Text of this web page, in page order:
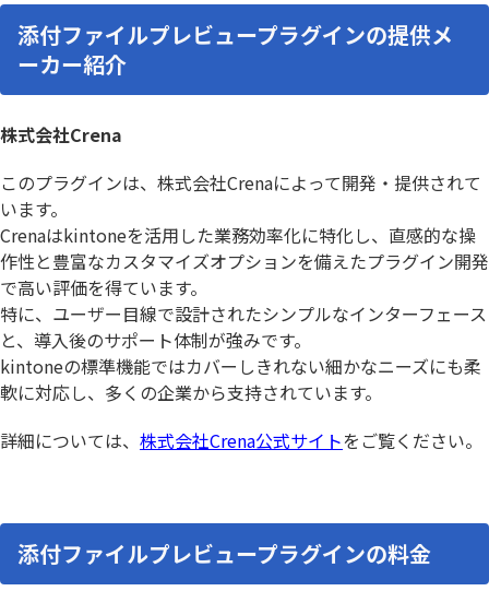
添付ファイルプレビュープラグインの提供メ
ーカー紹介
株式会社Crena
このプラグインは、株式会社Crenaによって開発・提供されて
います。
Crenaはkintoneを活用した業務効率化に特化し、直感的な操
作性と豊富なカスタマイズオプションを備えたプラグイン開発
で高い評価を得ています。
特に、ユーザー目線で設計されたシンプルなインターフェース
と、導入後のサポート体制が強みです。
kintoneの標準機能ではカバーしきれない細かなニーズにも柔
軟に対応し、多くの企業から支持されています。
詳細については、 株式会社Crena公式サイトをご覧ください。
添付ファイルプレビュープラグインの料金